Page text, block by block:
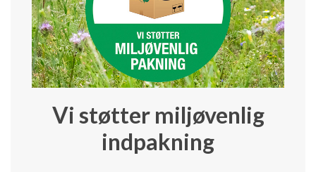
Vi støtter miljøvenlig
indpakning